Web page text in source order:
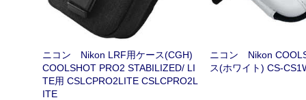
ニコン Nikon LRF用ケース(CGH)
COOLSHOT PRO2 STABILIZED/ LI
TE用 CSLCPRO2LITE CSLCPRO2L
ITE
ニコン Nikon
ス(ホワイト) CS-